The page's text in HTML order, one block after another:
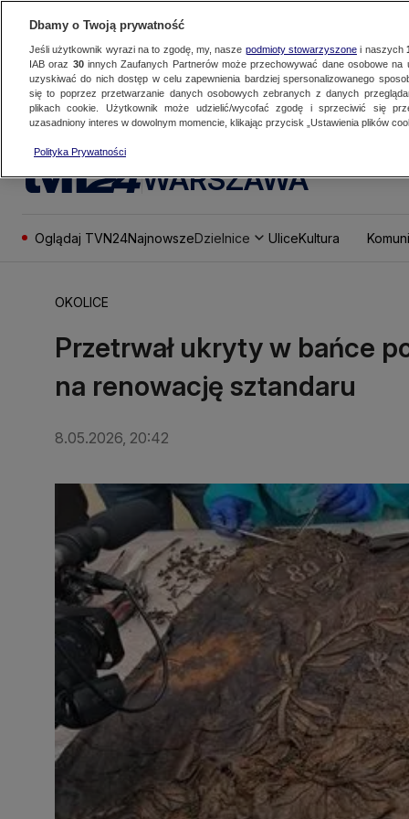
WARSZAWA
Oglądaj TVN24NajnowszeDzielnice UliceKultura
OKOLICE
Przetrwał ukryty w bańce
na renowację sztandaru
8.05.2026, 20:42
Dbamy o Twoją prywatność
Jeśli użytkownik wyrazi na to zgodę, my, nasze podmioty stowarzyszonei naszych
IAB oraz 30innych Zaufanych Partnerów może przechowywać dane osobowe na
uzyskiwać do nich dostęp w celu zapewnienia bardziej spersonalizowanego
się to poprzez przetwarzanie danych osobowych zebranych z danych
plikach cookie. Użytkownik może udzielić/wycofać zgodę i sprzeciwić się
uzasadniony interes w dowolnym momencie, klikając przycisk „Ustawienia plików
Polityka Prywatności